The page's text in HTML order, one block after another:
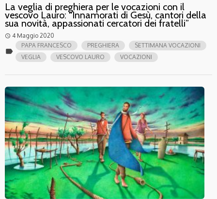
La veglia di preghiera per le vocazioni con il
vescovo Lauro: “Innamorati di Gesù, cantori della
sua novità, appassionati cercatori dei fratelli”
access_time 4 Maggio 2020
label
PAPA FRANCESCO PREGHIERA
SETTIMANA VOCAZIONI
VEGLIA
VESCOVO LAURO VOCAZIONI